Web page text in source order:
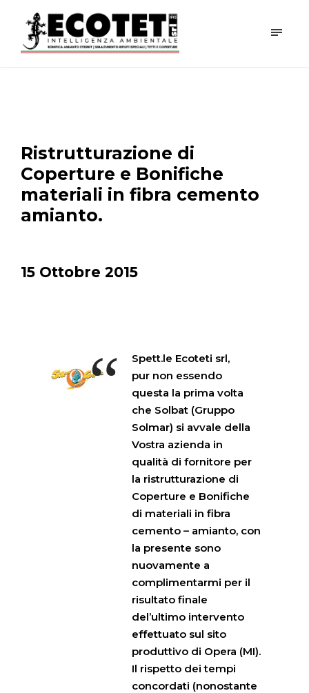
Ristrutturazione di
Coperture e Bonifiche
materiali in fibra cemento
amianto.
15 Ottobre 2015
“
Spett.le Ecoteti srl,
pur non essendo
questa la prima volta
che Solbat (Gruppo
Solmar) si avvale della
Vostra azienda in
qualità di fornitore per
la ristrutturazione di
Coperture e Bonifiche
di materiali in fibra
cemento – amianto, con
la presente sono
nuovamente a
complimentarmi per il
risultato finale
del’ultimo intervento
effettuato sul sito
produttivo di Opera (MI).
Il rispetto dei tempi
concordati (nonostante